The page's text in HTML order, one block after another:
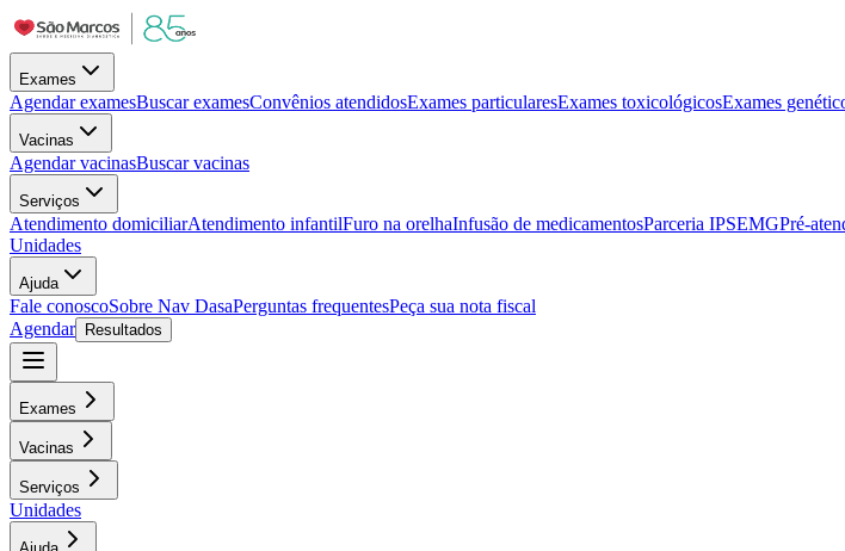
Exames
Agendar examesBuscar examesConvênios atendidosExames particularesExames toxicológicosExames
Vacinas
Agendar vacinasBuscar vacinas
Serviços
Atendimento domiciliarAtendimento infantilFuro na orelhaInfusão de medicamentosParceria IPSEMGPré-
Unidades
Ajuda
Fale conoscoSobre Nav DasaPerguntas frequentesPeça sua nota fiscal
Agendar
Resultados
Exames
Vacinas
Serviços
Unidades